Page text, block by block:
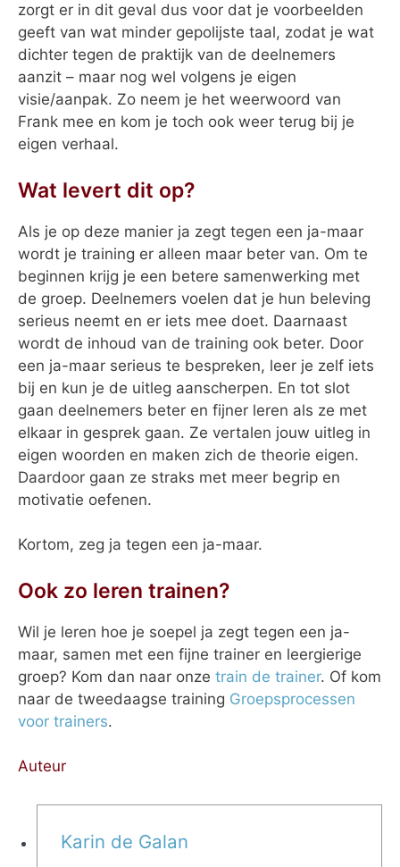
zorgt er in dit geval dus voor dat je voorbeelden
geeft van wat minder gepolijste taal, zodat je wat
dichter tegen de praktijk van de deelnemers
aanzit – maar nog wel volgens je eigen
visie/aanpak. Zo neem je het weerwoord van
Frank mee en kom je toch ook weer terug bij je
eigen verhaal.
Wat levert dit op?
Als je op deze manier ja zegt tegen een ja-maar
wordt je training er alleen maar beter van. Om te
beginnen krijg je een betere samenwerking met
de groep. Deelnemers voelen dat je hun beleving
serieus neemt en er iets mee doet. Daarnaast
wordt de inhoud van de training ook beter. Door
een ja-maar serieus te bespreken, leer je zelf iets
bij en kun je de uitleg aanscherpen. En tot slot
gaan deelnemers beter en fijner leren als ze met
elkaar in gesprek gaan. Ze vertalen jouw uitleg in
eigen woorden en maken zich de theorie eigen.
Daardoor gaan ze straks met meer begrip en
motivatie oefenen.
Kortom, zeg ja tegen een ja-maar.
Ook zo leren trainen?
Wil je leren hoe je soepel ja zegt tegen een ja-
maar, samen met een fijne trainer en leergierige
groep? Kom dan naar onze train de trainer. Of kom
naar de tweedaagse training Groepsprocessen
voor trainers.
Auteur
Karin de Galan